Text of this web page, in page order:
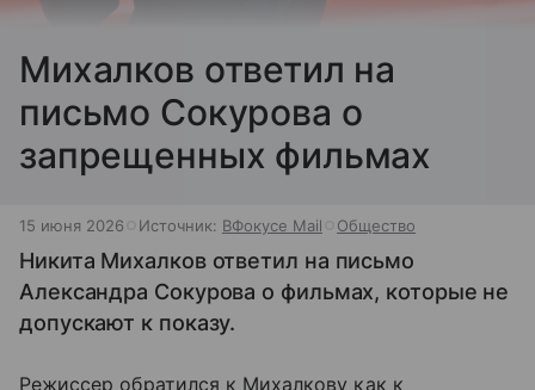
Михалков ответил на
письмо Сокурова о
запрещенных фильмах
15 июня 2026 Источник: ВФокусе Mail Общество
Никита Михалков ответил на письмо
Александра Сокурова о фильмах, которые не
допускают к показу.
Режиссер обратился к Михалкову как к